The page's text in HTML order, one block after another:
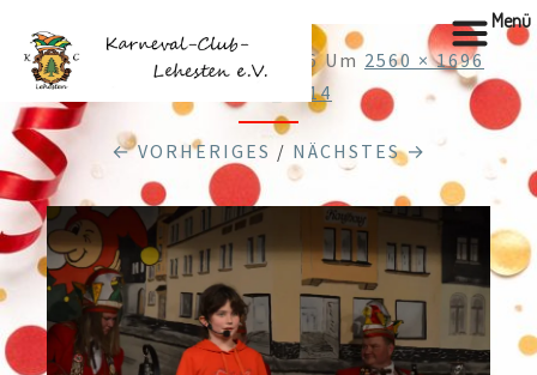
Veröffentlicht 12.01.2026Um 2560 × 1696
DSC_0414
← VORHERIGES / NÄCHSTES →
Menü